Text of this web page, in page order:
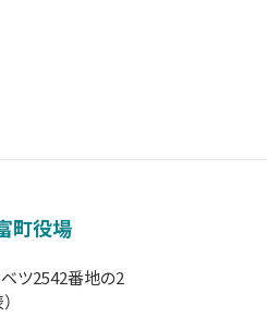
町役場
ツ2542番地の2